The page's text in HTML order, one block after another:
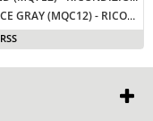
APPLE SMARTPHONE IPHONE X 256GB SPACE GRAY (MQC12) - RICONDIZIONATO - GAR. 12 MESI - GRADO A
RSS